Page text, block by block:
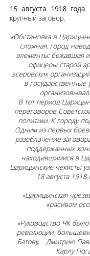
15 августа 1918 года
крупный заговор.
«Обстановка в
сложная, город
элементы: бежавшая
офицеры старой
эсеровских
в государственные
В тот период
переговоров
политики. К городу
Одним из первых
разоблачение
поддержанных
находившимися в
Царицынские чекисты
18 августа
«Царицынская
красивом
«Руководство ЧК
революции:
Батову, …Дмитрию
Карлу